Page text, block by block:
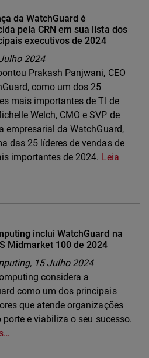
da WatchGuard é
pela CRN em sua lista dos
executivos de 2024
2024
Prakash Panjwani, CEO
como um dos 25
mais importantes de TI de
Welch, CMO e SVP de
empresarial da WatchGuard,
das 25 líderes de vendas de
importantes de 2024. Leia
inclui WatchGuard na
Midmarket 100 de 2024
15 Julho 2024
considera a
como um dos principais
que atende organizações
porte e viabiliza o seu sucesso.